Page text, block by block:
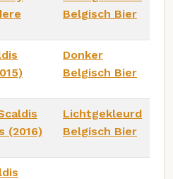
Belgisch Bier
Donker
Belgisch Bier
(2016)
Lichtgekleurd
Belgisch Bier